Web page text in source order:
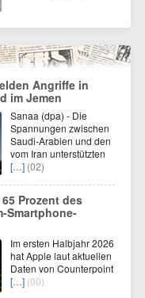
Angriffe in
im Jemen
Sanaa (dpa) - Die
Spannungen zwischen
Saudi-Arabien und den
vom Iran unterstützten
[…] (02)
Prozent des
Smartphone-
Im ersten Halbjahr 2026
hat Apple laut aktuellen
Daten von Counterpoint
[…] (00)